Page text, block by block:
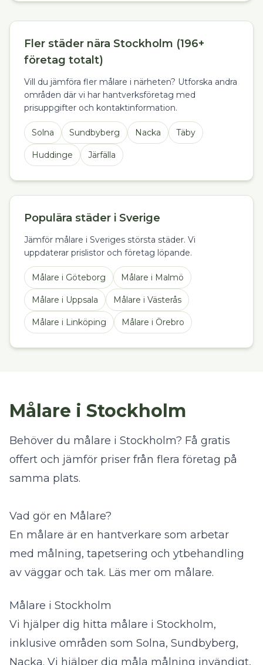
Fler städer nära Stockholm (196+
företag totalt)
Vill du jämföra fler målare i närheten? Utforska andra
områden där vi har hantverksföretag med
prisuppgifter och kontaktinformation.
Solna Sundbyberg Nacka Täby
Huddinge Järfälla
Populära städer i Sverige
Jämför målare i Sveriges största städer. Vi
uppdaterar prislistor och företag löpande.
Målare i Göteborg Målare i Malmö
Målare i Uppsala Målare i Västerås
Målare i Linköping Målare i Örebro
Målare i Stockholm
Behöver du målare i Stockholm? Få gratis
offert och jämför priser från flera företag på
samma plats.
Vad gör en Målare?
En målare är en hantverkare som arbetar
med målning, tapetsering och ytbehandling
av väggar och tak. Läs mer om målare.
Målare i Stockholm
Vi hjälper dig hitta målare i Stockholm,
inklusive områden som Solna, Sundbyberg,
Nacka. Vi hjälper dig måla målning invändigt,